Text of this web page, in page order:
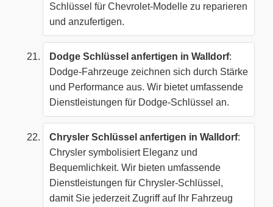
Schlüssel für Chevrolet-Modelle zu reparieren
und anzufertigen.
Dodge Schlüssel anfertigen in Walldorf:
Dodge-Fahrzeuge zeichnen sich durch Stärke
und Performance aus. Wir bietet umfassende
Dienstleistungen für Dodge-Schlüssel an.
Chrysler Schlüssel anfertigen in Walldorf:
Chrysler symbolisiert Eleganz und
Bequemlichkeit. Wir bieten umfassende
Dienstleistungen für Chrysler-Schlüssel,
damit Sie jederzeit Zugriff auf Ihr Fahrzeug